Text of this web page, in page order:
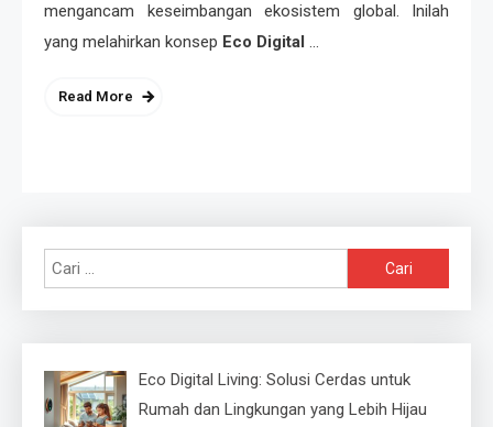
mengancam keseimbangan ekosistem global. Inilah
yang melahirkan konsep Eco Digital …
Read More
untuk:
Eco Digital Living: Solusi Cerdas untuk
Rumah dan Lingkungan yang Lebih Hijau